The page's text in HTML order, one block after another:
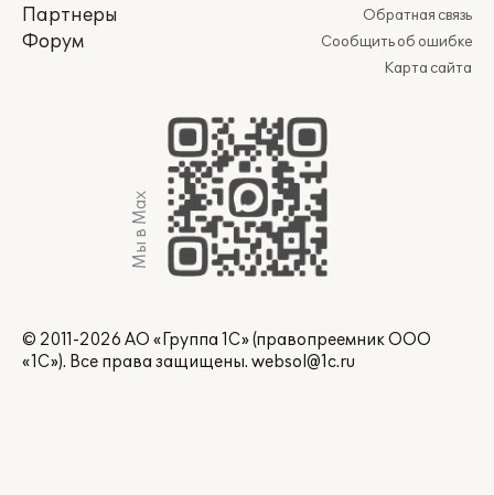
Партнеры
Форум
Обратная связь
Сообщить об ошибке
Карта сайта
Мы в Max
© 2011-2026 АО «Группа 1С» (правопреемник ООО
«1С»). Все права защищены. websol@1c.ru